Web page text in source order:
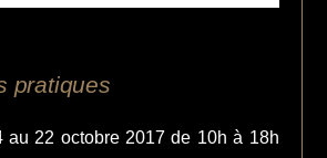
pratiques
au 22 octobre 2017 de 10h à 18h